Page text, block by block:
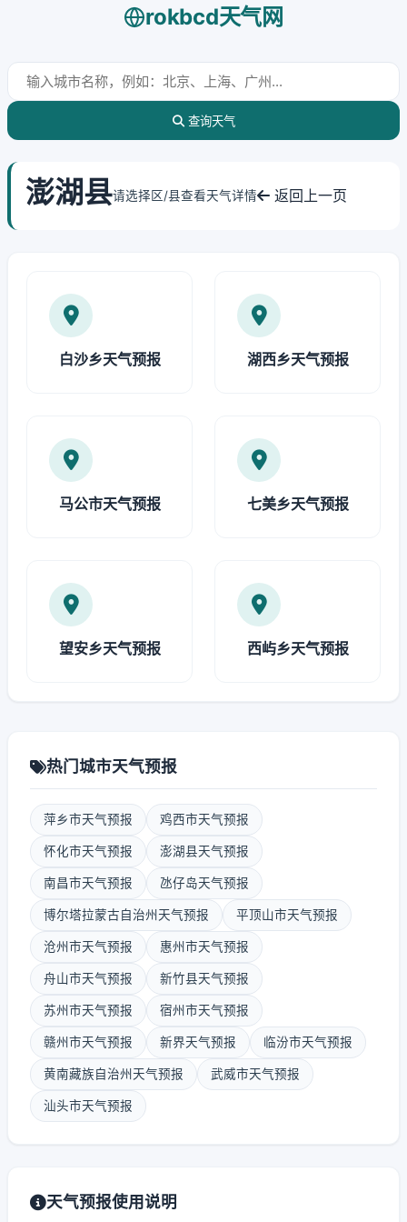
rokbcd天气网
查询天气
澎湖县请选择区/县查看天气详情 返回上一页
白沙乡天气预报 湖西乡天气预报
马公市天气预报 七美乡天气预报
望安乡天气预报 西屿乡天气预报
热门城市天气预报
萍乡市天气预报 鸡西市天气预报
怀化市天气预报 澎湖县天气预报
南昌市天气预报 氹仔岛天气预报
博尔塔拉蒙古自治州天气预报 平顶山市天气预报
沧州市天气预报 惠州市天气预报
舟山市天气预报 新竹县天气预报
苏州市天气预报 宿州市天气预报
赣州市天气预报 新界天气预报 临汾市天气预报
黄南藏族自治州天气预报 武威市天气预报
汕头市天气预报
天气预报使用说明